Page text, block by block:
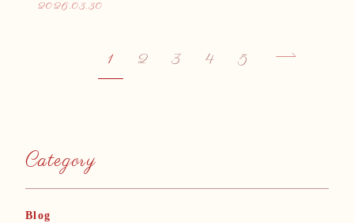
2026.03.30
1 2 3 4 5
Category
Blog